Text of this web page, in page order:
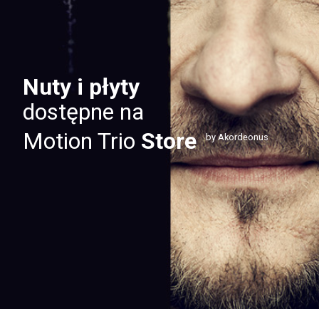
Nuty i płyty
dostępne na
Motion Trio Store by Akordeonus